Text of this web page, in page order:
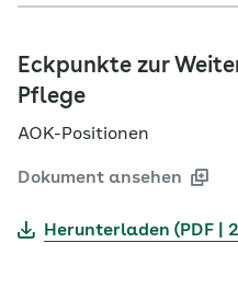
Eckpunkte zur
Pflege
AOK-Positionen
Dokument ansehen
Herunterladen (PDF |